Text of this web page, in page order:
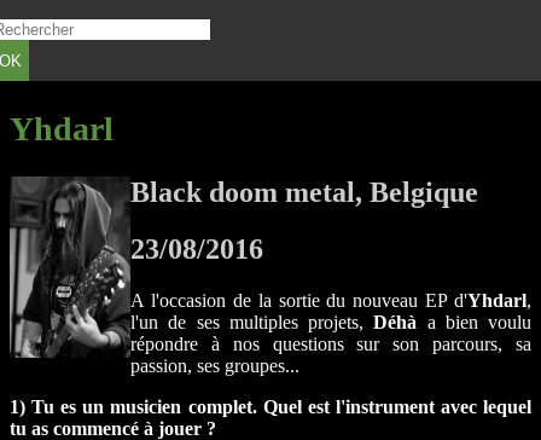
OK
Yhdarl
Black doom metal, Belgique
23/08/2016
A l'occasion de la sortie du nouveau EP d'Yhdarl,
l'un de ses multiples projets,Déhà a bien voulu
répondre à nos questions sur son parcours, sa
passion, ses groupes...
1) Tu es un musicien complet. Quel est l'instrument avec lequel
tu as commencé à jouer ?